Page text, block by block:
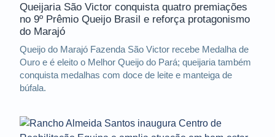
Queijaria São Victor conquista quatro premiações
no 9º Prêmio Queijo Brasil e reforça protagonismo
do Marajó
Queijo do Marajó Fazenda São Victor recebe Medalha de
Ouro e é eleito o Melhor Queijo do Pará; queijaria também
conquista medalhas com doce de leite e manteiga de
búfala.